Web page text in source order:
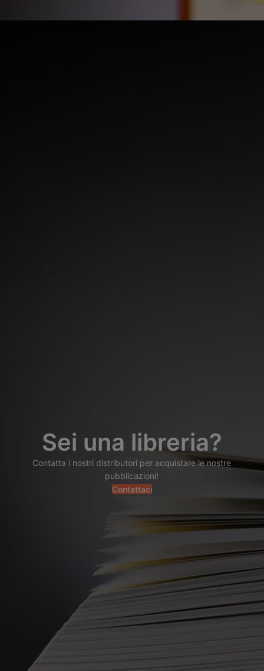
Sei una libreria?
Contatta i nostri distributori per acquistare le nostre
pubblicazioni!
Contattaci